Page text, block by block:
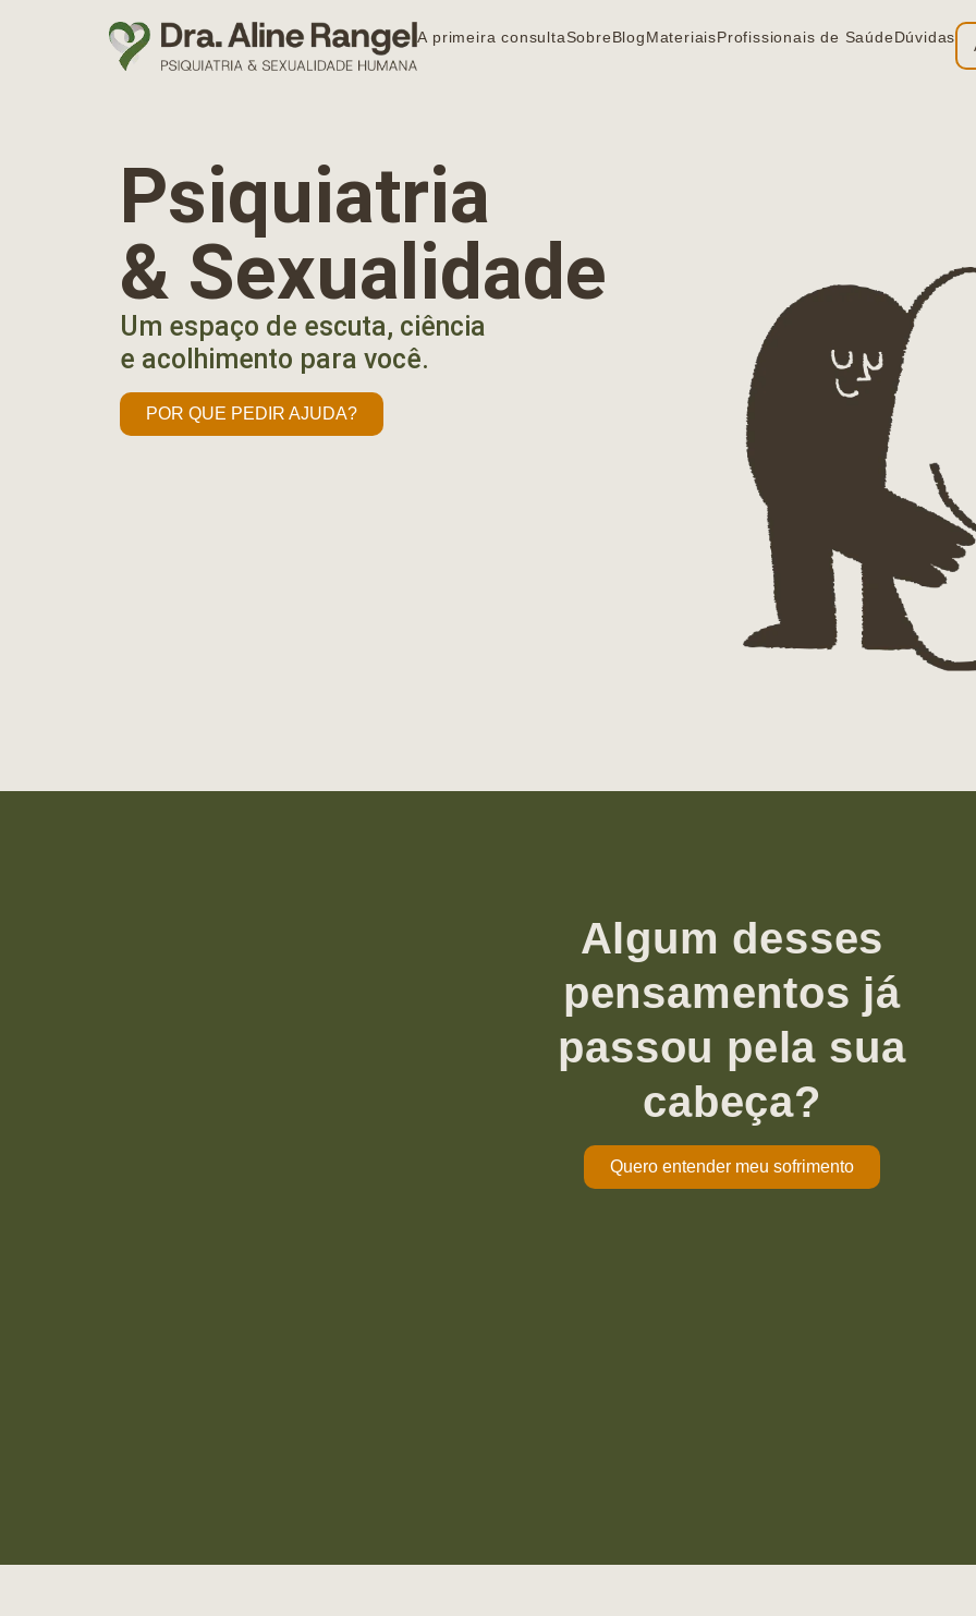
A primeira consultaSobreBlogMateriaisProfissionais de SaúdeDúvidas
Psiquiatria
& Sexualidade
Um espaço de escuta, ciência
e acolhimento para você.
POR QUE PEDIR AJUDA?
Algum desses
pensamentos já
passou pela sua
cabeça?
Quero entender meu sofrimento